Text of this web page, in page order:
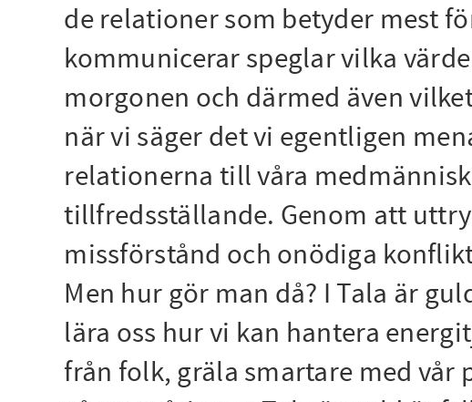
de relationer som betyder mest
kommunicerar speglar vilka
morgonen och därmed även
när vi säger det vi egentligen
relationerna till våra
tillfredsställande. Genom att
missförstånd och onödiga
Men hur gör man då? I Tala är
lära oss hur vi kan hantera
från folk, gräla smartare med vår